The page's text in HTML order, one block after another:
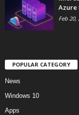
Feb 20,
POPULAR CATEGORY
News
Windows 10
Apps